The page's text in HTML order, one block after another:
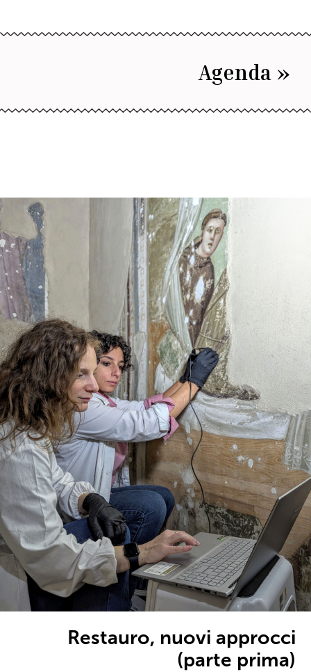
Agenda »
Restauro, nuovi approcci
(parte prima)